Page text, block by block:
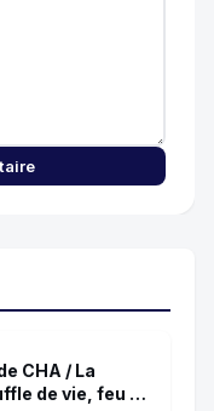
CHA / La
de vie, feu de